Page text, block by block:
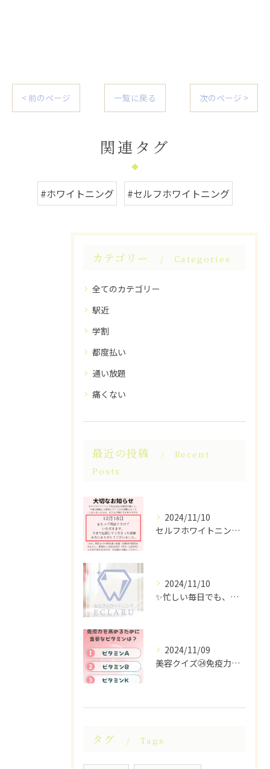
< 前のページ 一覧に戻る 次のページ >
関連タグ
#ホワイトニング #セルフホワイトニング
カテゴリー Categories
全てのカテゴリー
駅近
学割
都度払い
通い放題
痛くない
最近の投稿
Recent
Posts
2024/11/10
セルフホワイトニングECLARUは、これ以上の経営が困難なた...
2024/11/10
✨忙しい毎日でも、ちらっと立ち寄れるホワイトニングサロンはい...
2024/11/09
美容クイズ㉔免疫力を高めるために重要なビタミンは？ #美容ク...
タグ Tags